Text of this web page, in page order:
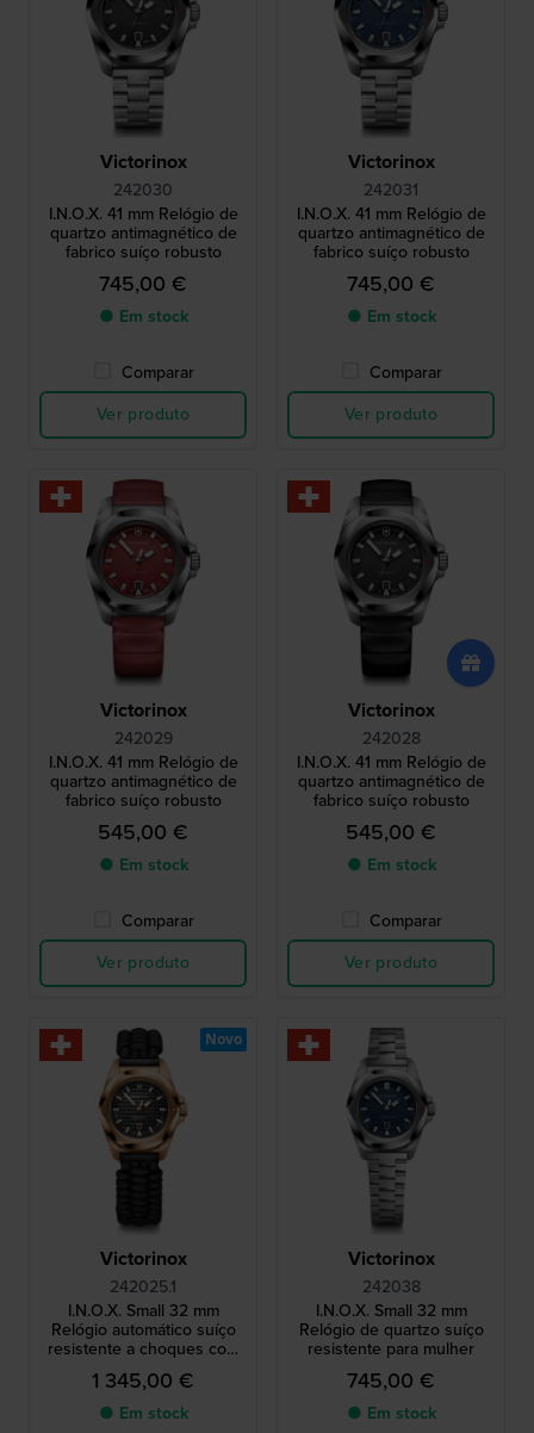
Victorinox
242030
I.N.O.X. 41 mm Relógio de
quartzo antimagnético de
fabrico suíço robusto
745,00 €
● Em stock
Comparar
Ver produto
Victorinox
242031
I.N.O.X. 41 mm Relógio de
quartzo antimagnético de
fabrico suíço robusto
745,00 €
● Em stock
Comparar
Ver produto
Victorinox
242029
I.N.O.X. 41 mm Relógio de
quartzo antimagnético de
fabrico suíço robusto
545,00 €
● Em stock
Comparar
Ver produto
Victorinox
242028
I.N.O.X. 41 mm Relógio de
quartzo antimagnético de
fabrico suíço robusto
545,00 €
● Em stock
Comparar
Ver produto
Victorinox
242025.1
I.N.O.X. Small 32 mm
Relógio automático suíço
resistente a choques com
bracelete extra e carteira de
acessórios
1 345,00 €
● Em stock
Novo
Victorinox
242038
I.N.O.X. Small 32 mm
Relógio de quartzo suíço
resistente para mulher
745,00 €
● Em stock